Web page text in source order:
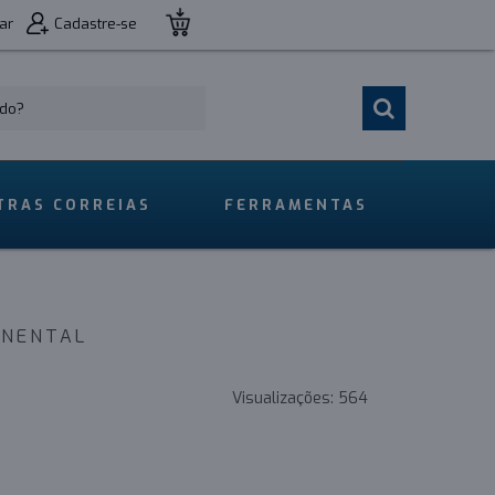
Cadastre-se
CORREIAS FERRAMENTAS
Visualizações: 564